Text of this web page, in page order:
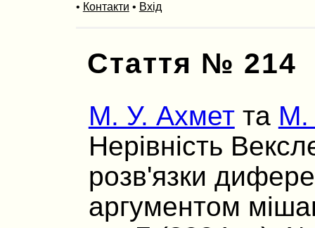
• Контакти • Вхід
Стаття № 214
М. У. Ахметта М.
Нерівність
розв'язки
аргументом